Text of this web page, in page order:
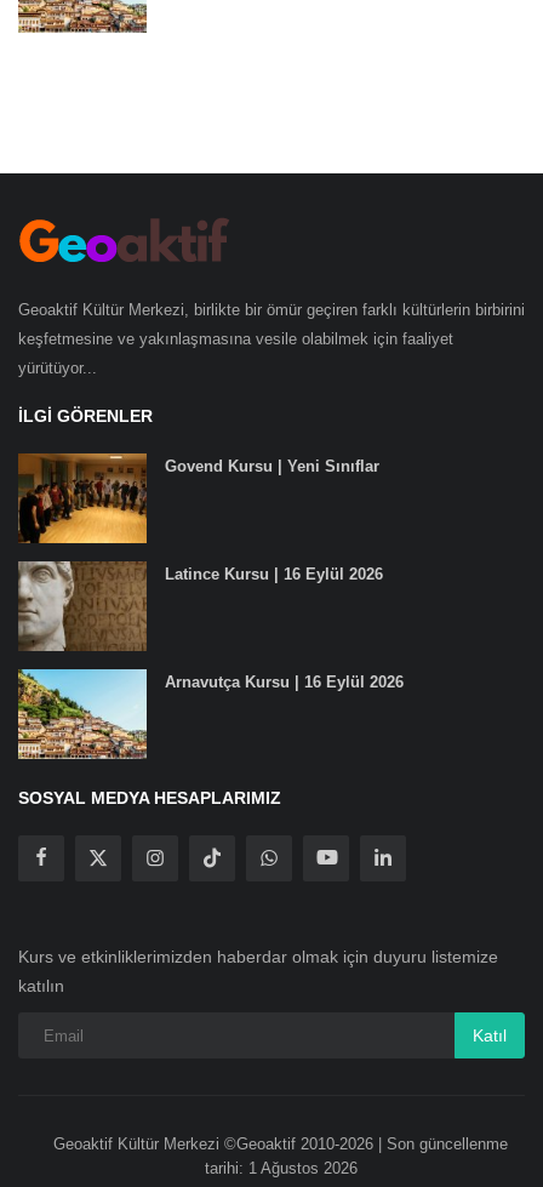
Geoaktif Kültür Merkezi, birlikte bir ömür geçiren farklı kültürlerin birbirini
keşfetmesine ve yakınlaşmasına vesile olabilmek için faaliyet
yürütüyor...
İLGI GÖRENLER
Govend Kursu | Yeni Sınıflar
Latince Kursu | 16 Eylül 2026
Arnavutça Kursu | 16 Eylül 2026
SOSYAL MEDYA HESAPLARIMIZ
Kurs ve etkinliklerimizden haberdar olmak için duyuru listemize
katılın
Katıl
Geoaktif Kültür Merkezi ©Geoaktif 2010-2026 | Son güncellenme
tarihi: 1 Ağustos 2026